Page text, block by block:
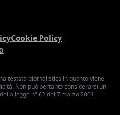
Cookie Policy
testata giornalistica in quanto viene
Non può pertanto considerarsi un
legge n° 62 del 7 marzo 2001.